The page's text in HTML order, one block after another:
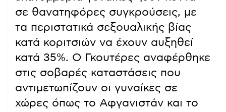
σε θανατηφόρες συγκρούσεις, με
τα περιστατικά σεξουαλικής βίας
κατά κοριτσιών να έχουν αυξηθεί
κατά 35%. Ο Γκουτέρες αναφέρθηκε
στις σοβαρές καταστάσεις που
αντιμετωπίζουν οι γυναίκες σε
χώρες όπως το Αφγανιστάν και το